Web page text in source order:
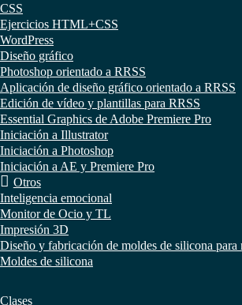
CSS
Ejercicios HTML+CSS
WordPress
Diseño gráfico
Photoshop orientado a RRSS
Aplicación de diseño gráfico orientado a RRSS
Edición de vídeo y plantillas para RRSS
Essential Graphics de Adobe Premiere Pro
Iniciación a Illustrator
Iniciación a Photoshop
Iniciación a AE y Premiere Pro
Otros
Inteligencia emocional
Monitor de Ocio y TL
Impresión 3D
Diseño y fabricación de moldes de silicona para
Moldes de silicona
Clases